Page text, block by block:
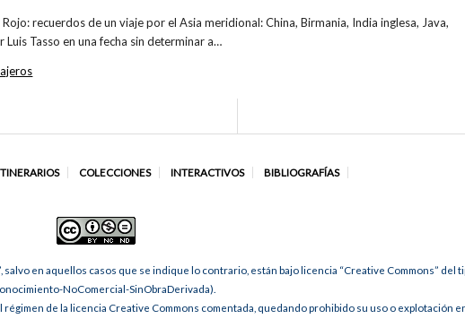
recuerdos de un viaje por el Asia meridional: China, Birmania, India inglesa, Java,
Tasso en una fecha sin determinar a…
COLECCIONES INTERACTIVOS BIBLIOGRAFÍAS
en aquellos casos que se indique lo contrario, están bajo licencia “Creative Commons” del
NoComercial-SinObraDerivada).
de la licencia Creative Commons comentada, quedando prohibido su uso o explotación